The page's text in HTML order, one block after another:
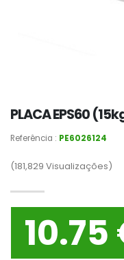
PLACA EPS60
Referência : PE6026124
(181,829 Visualizações)
10.75